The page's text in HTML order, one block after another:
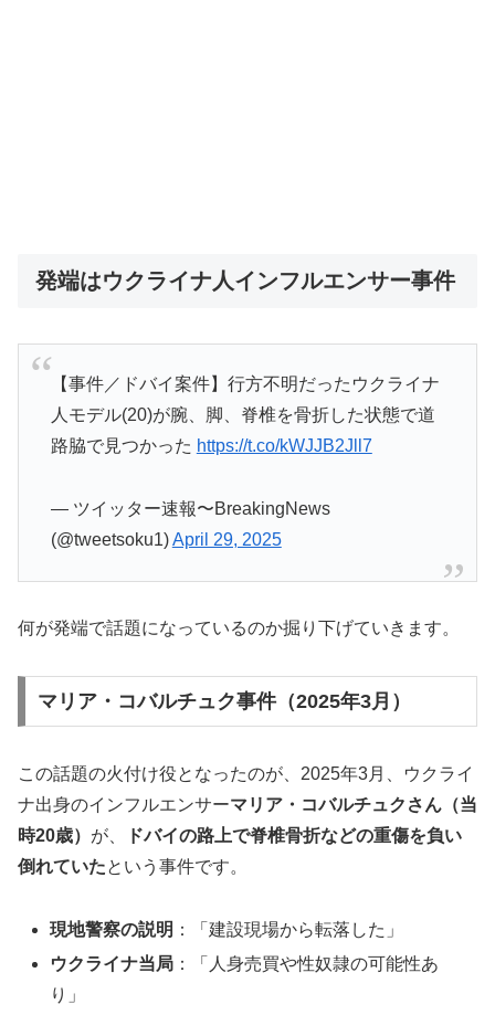
発端はウクライナ人インフルエンサー事件
【事件／ドバイ案件】行方不明だったウクライナ
人モデル(20)が腕、脚、脊椎を骨折した状態で道
路脇で見つかった https://t.co/kWJJB2Jll7
— ツイッター速報〜BreakingNews
(@tweetsoku1)April 29, 2025
何が発端で話題になっているのか掘り下げていきます。
マリア・コバルチュク事件（2025年3月）
この話題の火付け役となったのが、2025年3月、ウクライ
ナ出身のインフルエンサーマリア・コバルチュクさん（当
時20歳） が、
ドバイの路上で脊椎骨折などの重傷を負い
倒れていたという事件です。
現地警察の説明 ：「建設現場から転落した」
ウクライナ当局 ：「人身売買や性奴隷の可能性あ
り」